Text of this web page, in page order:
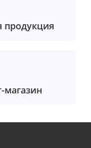
продукция
магазин